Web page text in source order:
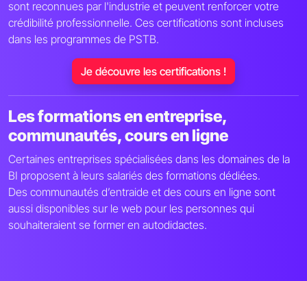
sont reconnues par l'industrie et peuvent renforcer votre
crédibilité professionnelle. Ces certifications sont incluses
dans les programmes de PSTB.
Je découvre les certifications !
Les formations en entreprise,
communautés, cours en ligne
Certaines entreprises spécialisées dans les domaines de la
BI proposent à leurs salariés des formations dédiées.
Des communautés d’entraide et des cours en ligne sont
aussi disponibles sur le web pour les personnes qui
souhaiteraient se former en autodidactes.